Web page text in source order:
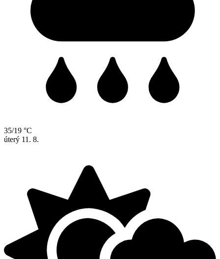
35/19 °C
úterý 11. 8.